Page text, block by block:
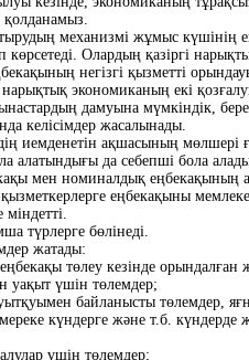
механизмі жұмыс күшінің
көрсетеді. Олардың қазіргі
негізгі қызметті
экономиканың екі
дамуына мүмкіндік,
келісімдер жасалынады.
иемденетін ақшасының мөлшері
алатындығы да себепші бола
мен номиналдық еңбекақының
еңбекақыны
түрлерге бөлінеді.
жатады:
төлеу кезінде
уақыт үшін төлемдер;
байланысты төлемдер,
күндерге және т.б. күндерде
үшін төлемдер;